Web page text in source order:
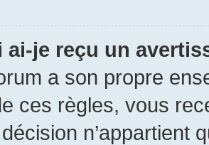
ai-je reçu un
a son propre
ces règles, vous
n’appartient